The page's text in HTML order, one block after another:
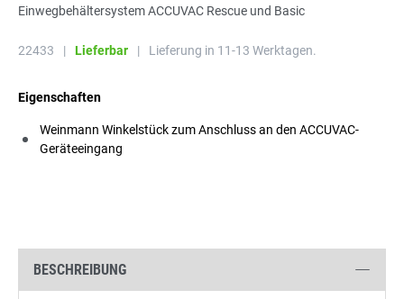
Einwegbehältersystem ACCUVAC Rescue und Basic
22433 | Lieferbar | Lieferung in 11-13 Werktagen.
Eigenschaften
Weinmann Winkelstück zum Anschluss an den ACCUVAC-
Geräteeingang
BESCHREIBUNG